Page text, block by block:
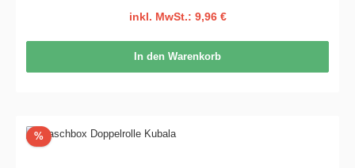
inkl. MwSt.: 9,96 €
In den Warenkorb
%Rabatt